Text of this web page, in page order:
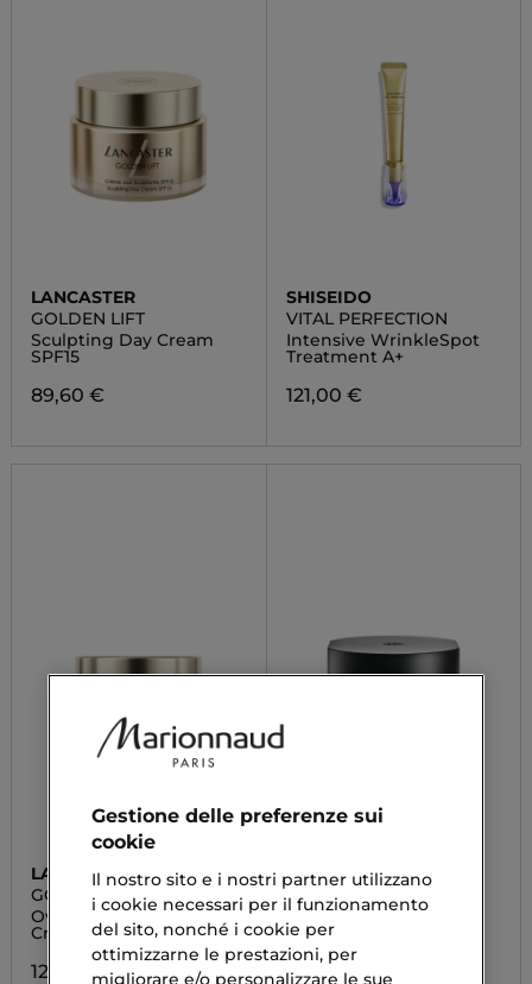
LANCASTER
GOLDEN LIFT
Sculpting Day Cream
SPF15
89,60 €
SHISEIDO
VITAL PERFECTION
Intensive WrinkleSpot
Treatment A+
121,00 €
LANCASTER
GOLDEN LIFT
Overnight Age-Defying
Cream
120,00 €
SHISEIDO
SKIN EMPOWERING
CREAM
Crema Viso Anti-Età
102,13 €
Gestione delle preferenze sui
cookie
Il nostro sito e i nostri partner utilizzano
i cookie necessari per il funzionamento
del sito, nonché i cookie per
ottimizzarne le prestazioni, per
migliorare e/o personalizzare le sue